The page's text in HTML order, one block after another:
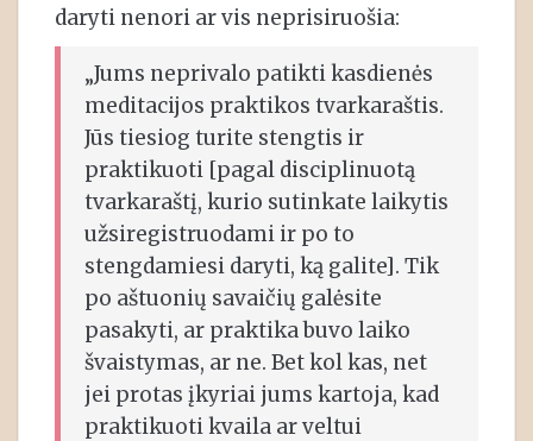
daryti nenori ar vis neprisiruošia:
„Jums neprivalo patikti kasdienės
meditacijos praktikos tvarkaraštis.
Jūs tiesiog turite stengtis ir
praktikuoti [pagal disciplinuotą
tvarkaraštį, kurio sutinkate laikytis
užsiregistruodami ir po to
stengdamiesi daryti, ką galite]. Tik
po aštuonių savaičių galėsite
pasakyti, ar praktika buvo laiko
švaistymas, ar ne. Bet kol kas, net
jei protas įkyriai jums kartoja, kad
praktikuoti kvaila ar veltui